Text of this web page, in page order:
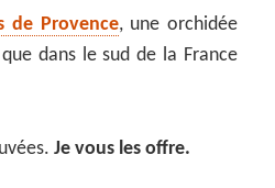
de Provence, une orchidée
dans le sud de la France
Je vous les offre.